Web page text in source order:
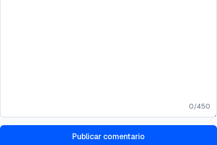
0/450
Publicar comentario